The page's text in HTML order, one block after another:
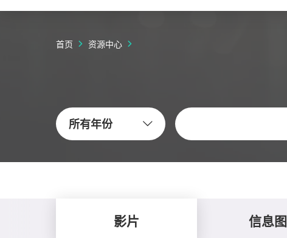
首页 资源中心
所有年份
关键字
影片 信息图